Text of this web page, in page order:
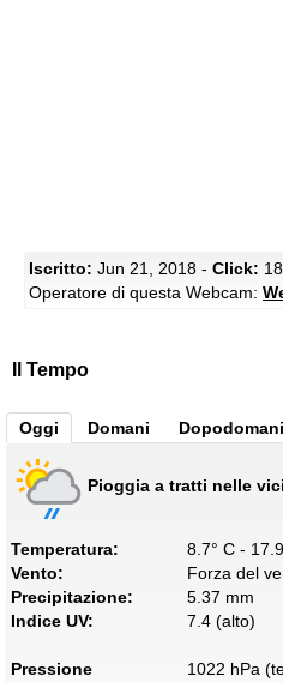
Iscritto: Jun 21, 2018 - Click:
Operatore di questa Webcam:
Il Tempo
Oggi Domani Dopodomani
Pioggia a tratti nelle
Temperatura:
8.7° C -
Vento:
Forza del
Precipitazione:
5.37 mm
Indice UV:
7.4 (alto)
Pressione
1022 hPa